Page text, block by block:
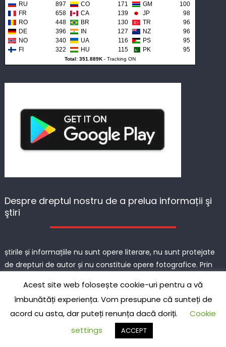
RU
897 CO 171 GM
100
FR
658 CA 139 JP
98
RO
448 BR 130 TR
96
DE
396 IN 127 NZ
96
NO
340 UA 116 PS
95
FI
322 HU 115 PK 95
Total: 351.889K- Tracking ON
Despre dreptul nostru de a prelua informații şi
ştiri
știrile și informațiile nu sunt opere literare, nu sunt protejate
de drepturi de autor și nu constituie opere fotografice. Prin
citează sursa.
viziteaza pagina noastra de newsnet.ro
Acest site web folosește cookie-uri pentru a vă
îmbunătăți experiența. Vom presupune că sunteți de
acord cu asta, dar puteți renunța dacă doriți.
Cookie
settings
ACCEPT